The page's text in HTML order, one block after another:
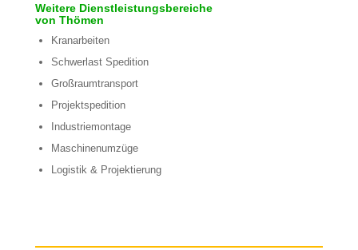
Weitere Dienstleistungsbereiche
von Thömen
Kranarbeiten
Schwerlast Spedition
Großraumtransport
Projektspedition
Industriemontage
Maschinenumzüge
Logistik & Projektierung